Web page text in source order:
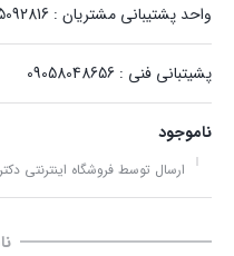
واحد پشتیبانی مشتریان : 05135092816 - 09157153791
پشیتبانی فنی : 09058048656
ناموجود
ارسال توسط فروشگاه اینترنتی